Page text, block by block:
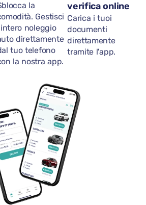
la
Gestisci
noleggio
direttamente
tuo telefono
la nostra app.
verifica online
Carica i tuoi
documenti
direttamente
tramite l'app.